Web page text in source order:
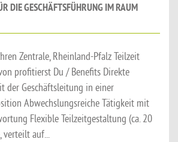
DIE GESCHÄFTSFÜHRUNG IM RAUM
Zentrale, Rheinland-Pfalz Teilzeit
profitierst Du / Benefits Direkte
der Geschäftsleitung in einer
Abwechslungsreiche Tätigkeit mit
Flexible Teilzeitgestaltung (ca. 20
verteilt auf...